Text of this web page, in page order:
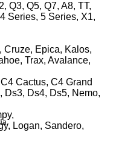
Q3, Q5, Q7, A8, TT,
Series, 5 Series, X1,
Cruze, Epica, Kalos,
Trax, Avalance,
Cactus, C4 Grand
Ds3, Ds4, Ds5, Nemo,
Logan, Sandero,